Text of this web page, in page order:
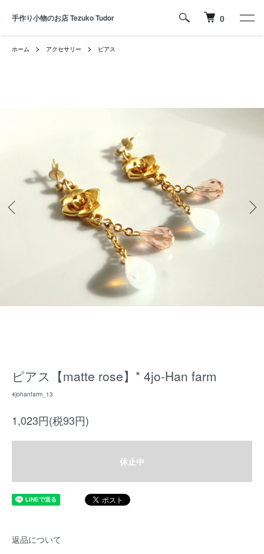
手作り小物のお店 Tezuko Tudor 0
ホーム アクセサリー ピアス
ピアス【matte rose】* 4jo-Han farm
4johanfarm_13
1,023円(税93円)
休止中
返品について